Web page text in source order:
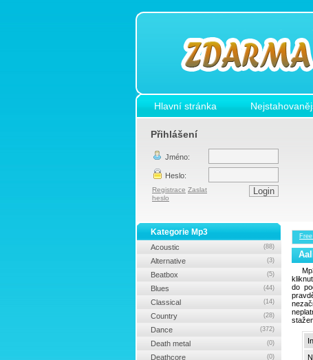
Hlavní stránka
Přihlášení
Jméno:
Heslo:
Registrace Zaslat
heslo
do
Kategorie Mp3
Acoustic (88)
Alternative (3)
Beatbox (5)
Blues (44)
Classical (14)
Country (28)
Dance (372)
Death metal (0)
Deathcore (0)